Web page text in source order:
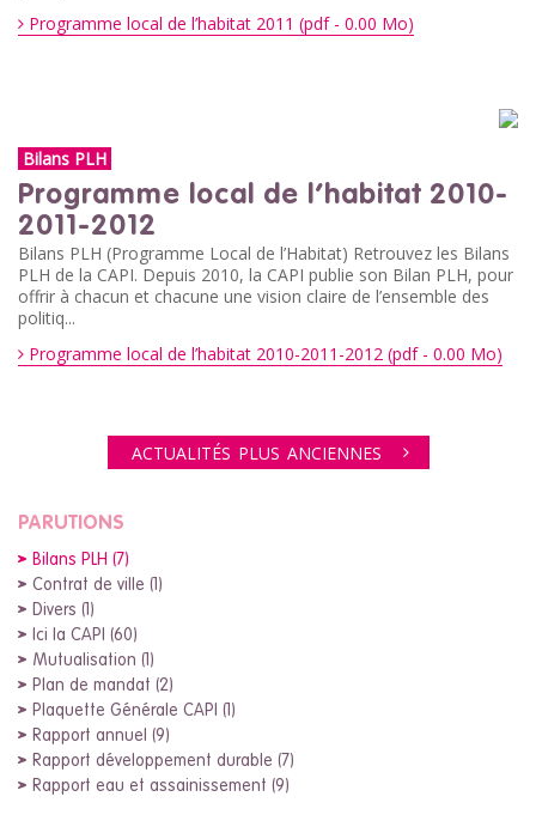
Programme local de l’habitat 2011 (pdf - 0.00 Mo)
Bilans PLH
Programme local de l’habitat 2010-
2011-2012
Bilans PLH (Programme Local de l’Habitat) Retrouvez les Bilans
PLH de la CAPI. Depuis 2010, la CAPI publie son Bilan PLH, pour
offrir à chacun et chacune une vision claire de l’ensemble des
politiq...
Programme local de l’habitat 2010-2011-2012 (pdf - 0.00 Mo)
ACTUALITÉS PLUS ANCIENNES
PARUTIONS
Bilans PLH (7)
Contrat de ville (1)
Divers (1)
Ici la CAPI (60)
Mutualisation (1)
Plan de mandat (2)
Plaquette Générale CAPI (1)
Rapport annuel (9)
Rapport développement durable (7)
Rapport eau et assainissement (9)